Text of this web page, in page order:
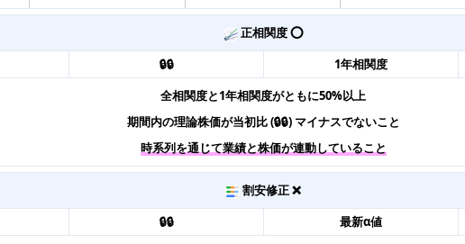
正相関度 ⭕️
🔒🔒
1年相関度
全相関度と1年相関度がともに50%以上
期間内の理論株価が当初比 (🔒🔒) マイナスでないこと
時系列を通じて業績と株価が連動していること
割安修正 ❌
🔒🔒
最新α値